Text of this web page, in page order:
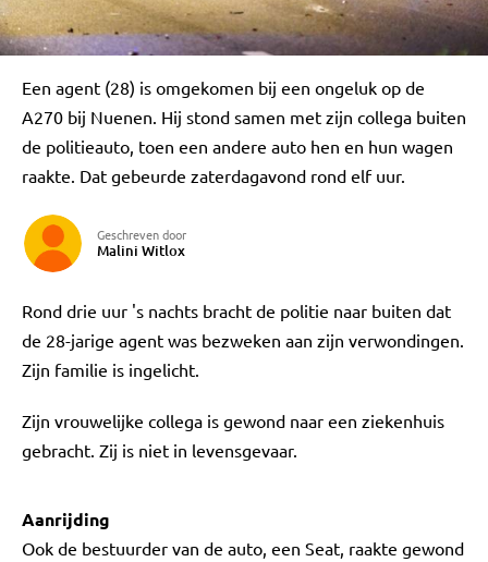
Een agent (28) is omgekomen bij een ongeluk op de
A270 bij Nuenen. Hij stond samen met zijn collega buiten
de politieauto, toen een andere auto hen en hun wagen
raakte. Dat gebeurde zaterdagavond rond elf uur.
Geschreven door
Malini Witlox
Rond drie uur 's nachts bracht de politie naar buiten dat
de 28-jarige agent was bezweken aan zijn verwondingen.
Zijn familie is ingelicht.
Zijn vrouwelijke collega is gewond naar een ziekenhuis
gebracht. Zij is niet in levensgevaar.
Aanrijding
Ook de bestuurder van de auto, een Seat, raakte gewond